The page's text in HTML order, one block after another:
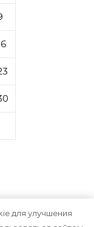
для улучшения